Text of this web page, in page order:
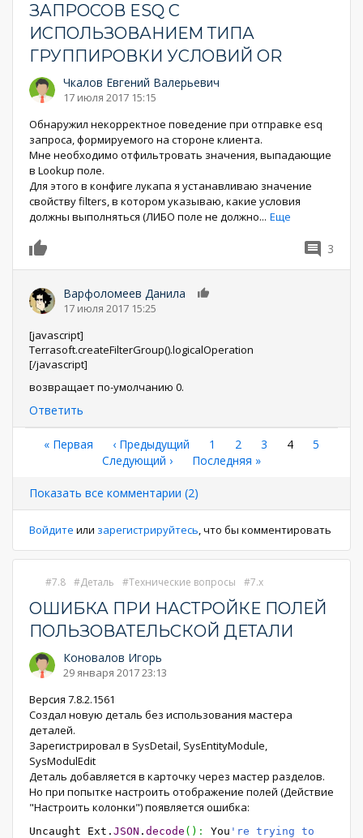
ЗАПРОСОВ ESQ С
ИСПОЛЬЗОВАНИЕМ ТИПА
ГРУППИРОВКИ УСЛОВИЙ OR
Чкалов Евгений Валерьевич
17 июля 2017 15:15
Обнаружил некорректное поведение при отправке esq
запроса, формируемого на стороне клиента.
Мне необходимо отфильтровать значения, выпадающие
в Lookup поле.
Для этого в конфиге лукапа я устанавливаю значение
свойству filters, в котором указываю, какие условия
должны выполняться (ЛИБО поле не должно... Еще
3
Варфоломеев Данила
17 июля 2017 15:25
[javascript]
Terrasoft.createFilterGroup().logicalOperation
[/javascript]
возвращает по-умолчанию 0.
Ответить
Нумерация
страниц
Первая
« Первая ←
‹ Предыдущий Страница
1 Страница
2 Страница
3
Текущая
4
5
Следующая
Следующий ›
Последняя
Последняя »
Показать все комментарии (2)
Войдите или зарегистрируйтесь, что бы комментировать
7.8 Деталь Технические вопросы 7.x
ОШИБКА ПРИ НАСТРОЙКЕ ПОЛЕЙ
ПОЛЬЗОВАТЕЛЬСКОЙ ДЕТАЛИ
Коновалов Игорь
29 января 2017 23:13
Версия 7.8.2.1561
Создал новую деталь без использования мастера
деталей.
Зарегистрировал в SysDetail, SysEntityModule,
SysModulEdit
Деталь добавляется в карточку через мастер разделов.
Но при попытке настроить отображение полей (Действие
"Настроить колонки") появляется ошибка:
Uncaught Ext. JSON . decode ( ) : You 're trying to